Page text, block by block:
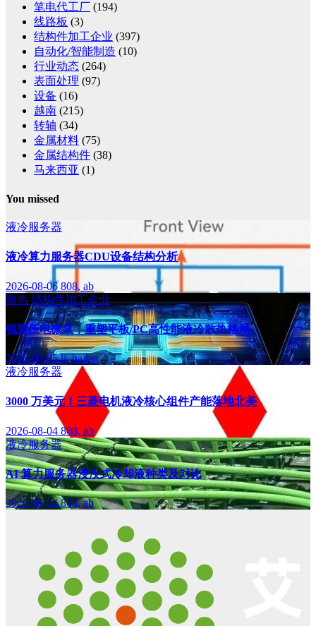
笔电代工厂 (194)
线路板 (3)
结构件加工企业 (397)
自动化/智能制造 (10)
行业动态 (264)
表面处理 (97)
设备 (16)
越南 (215)
转轴 (34)
金属材料 (75)
金属结构件 (38)
马来西亚 (1)
You missed
液冷服务器
液冷算力服务器CDU设备结构分析
2026-08-06808, ab
散热 结构件加工企业
锐盟压电微泵，重塑平板/PC高性能液冷散热格局
2026-08-05li, hailan
液冷服务器
3000 万美元！三菱电机液冷核心组件产能落地北美
2026-08-04 808, ab
液冷服务器
AI 算力服务器浸没式冷却液种类及对比
2026-08-04808, ab